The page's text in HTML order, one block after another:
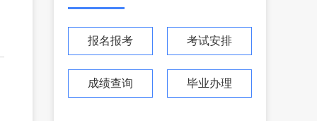
报名报考 考试安排
成绩查询 毕业办理